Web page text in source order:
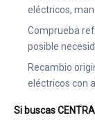
eléctricos,
Comprueba
posible
Recambio
eléctricos con
Si buscas